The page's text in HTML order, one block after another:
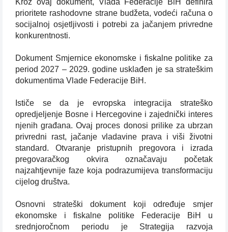
Kroz ovaj dokument, Vlada Federacije BiH definira
prioritete rashodovne strane budžeta, vodeći računa o
socijalnoj osjetljivosti i potrebi za jačanjem privredne
konkurentnosti.
Dokument Smjernice ekonomske i fiskalne politike za
period 2027 – 2029. godine usklađen je sa strateškim
dokumentima Vlade Federacije BiH.
Ističe se da je evropska integracija strateško
opredjeljenje Bosne i Hercegovine i zajednički interes
njenih građana. Ovaj proces donosi prilike za ubrzan
privredni rast, jačanje vladavine prava i viši životni
standard. Otvaranje pristupnih pregovora i izrada
pregovaračkog okvira označavaju početak
najzahtjevnije faze koja podrazumijeva transformaciju
cijelog društva.
Osnovni strateški dokument koji određuje smjer
ekonomske i fiskalne politike Federacije BiH u
srednjoročnom periodu je Strategija razvoja